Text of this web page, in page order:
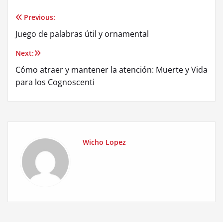
Post
navigation
Previous:
Juego de palabras útil y ornamental
Next:
Cómo atraer y mantener la atención: Muerte y Vida
para los Cognoscenti
Wicho Lopez